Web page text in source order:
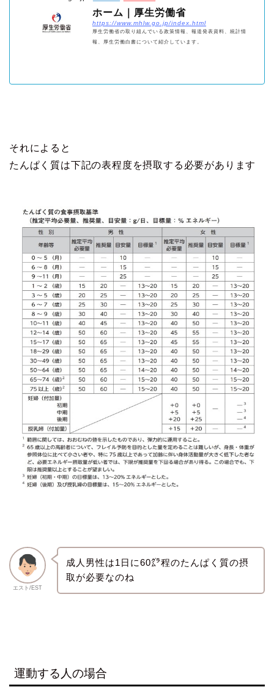
ホーム｜厚生労働省
https://www.mhlw.go.jp/index.html
厚生労働省の取り組んでいる政策情報、報道発表資料、統計情
報、厚生労働白書について紹介しています。
それによると
たんぱく質は下記の表程度を摂取する必要があります
エスト/EST
成人男性は1日に60㌘程のたんぱく質の摂
取が必要なのね
運動する人の場合